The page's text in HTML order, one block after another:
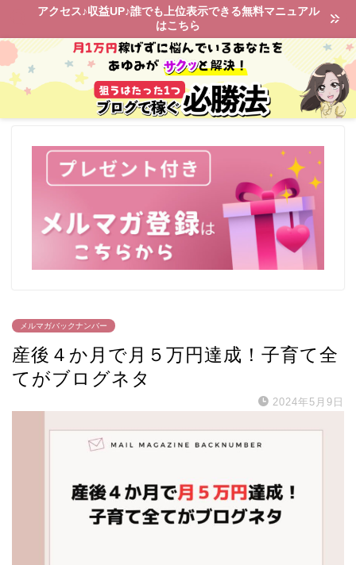
アクセス♪収益UP♪誰でも上位表示できる無料マニュアル
はこちら
メルマガバックナンバー
産後４か月で月５万円達成！子育て全
てがブログネタ
2024年5月9日